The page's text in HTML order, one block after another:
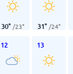
30° /23° 31° /24°
12 13